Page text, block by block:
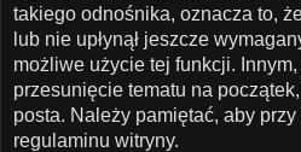
takiego odnośnika, oznacza to,
lub nie upłynął jeszcze
możliwe użycie tej funkcji. Innym,
przesunięcie tematu na
posta. Należy pamiętać, aby
regulaminu witryny.